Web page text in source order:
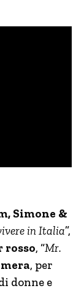
Simone &
in Italia”,
rosso, “Mr.
, per
donne e